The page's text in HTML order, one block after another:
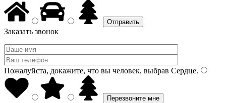
Заказать звонок
Пожалуйста, докажите, что вы человек, выбрав Сердце.